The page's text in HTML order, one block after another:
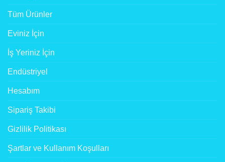
Tüm Ürünler
Eviniz İçin
İş Yeriniz İçin
Endüstriyel
Hesabım
Sipariş Takibi
Gizlilik Politikası
Şartlar ve Kullanım Koşulları